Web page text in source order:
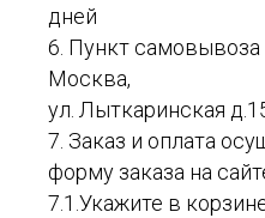
дней
6. Пункт самовывоза
Москва,
ул. Лыткаринская
7. Заказ и оплата
форму заказа на
7.1.Укажите в